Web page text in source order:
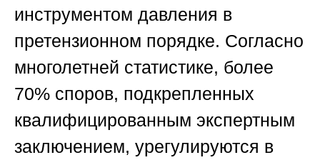
инструментом давления в
претензионном порядке. Согласно
многолетней статистике, более
70% споров, подкрепленных
квалифицированным экспертным
заключением, урегулируются в